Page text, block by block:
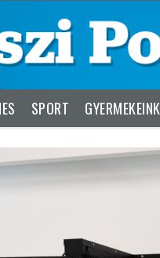
SPORT GYERMEKEINK